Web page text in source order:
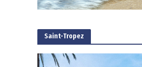
Saint-Tropez